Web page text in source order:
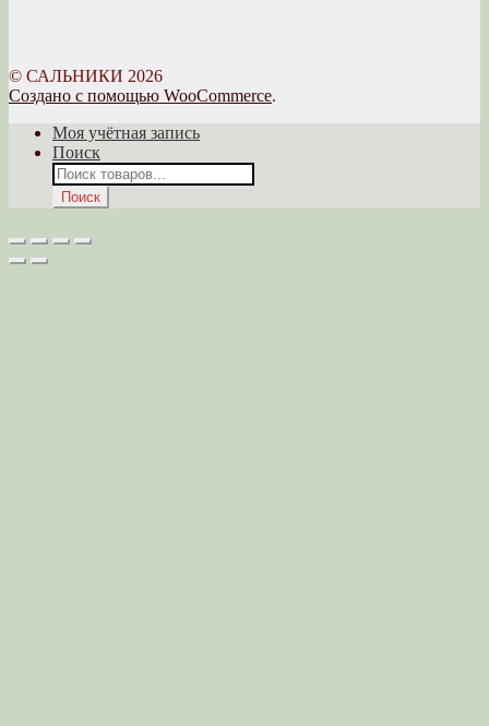
© САЛЬНИКИ 2026
Создано с помощью WooCommerce.
Моя учётная запись
Поиск
Поиск
товаров
Поиск